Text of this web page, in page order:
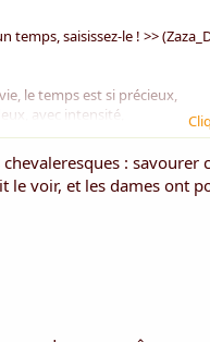
temps, saisissez-le ! >>
le temps est si précieux,
avec intensité,
toute la densité,
tant qu'on est sous les
vie, n'attendons d'être vieux,
en toute liberté,
des envieux...
de la vie à la mort,
des remords,
:
le voir, et les dames ont